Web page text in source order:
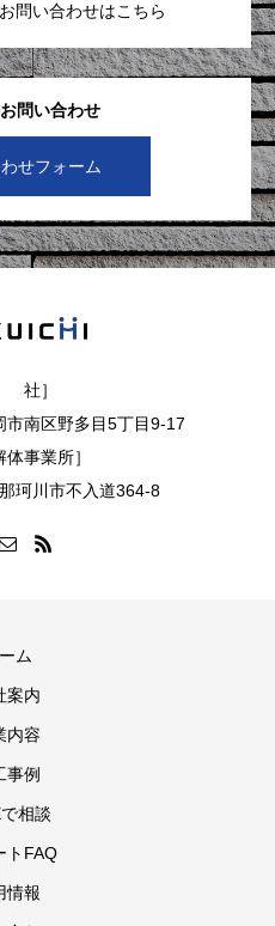
問い合わせ
せフォーム
問い合わせはこちら
社］
南区野多目5丁目9-17
体事業所］
珂川市不入道364-8
ム
案内
内容
事例
相談
トFAQ
情報